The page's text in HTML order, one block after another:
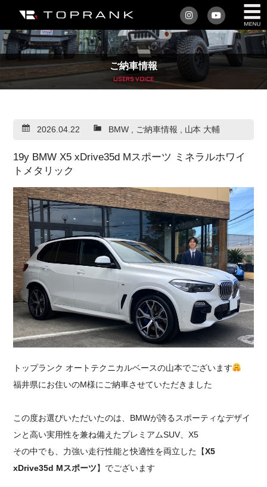
私たちについて
車を買う
アフターサービス
車を売る
店舗/スタッフ情報
インフォメーション
トップランク・マガジン
採用情報
ご納車情報
USERS VOICE
2026.04.22 BMW, ご納車情報 , 山本 大輔
19y BMW X5 xDrive35d Mスポーツ ミネラルホワイ
トメタリック
トップランク オートテクニカルベースの山本でございます
福井県にお住いのM様にご納車させていただきました
この度お選びいただいたのは、BMWが誇るスポーティなデザイ
ンと高い実用性を兼ね備えたプレミアムSUV、X5
その中でも、力強い走行性能と快適性を両立した【X5
xDrive35d Mスポーツ】でございます